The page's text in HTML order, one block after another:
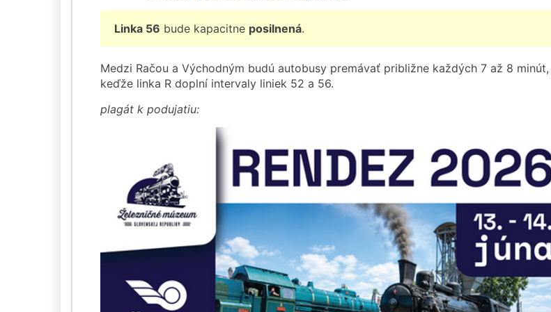
Linka 56 bude kapacitne posilnená.
Medzi Račou a Východným budú autobusy premávať približne každých 7 až 8 minút,
keďže linka R doplní intervaly liniek 52 a 56.
plagát k podujatiu: